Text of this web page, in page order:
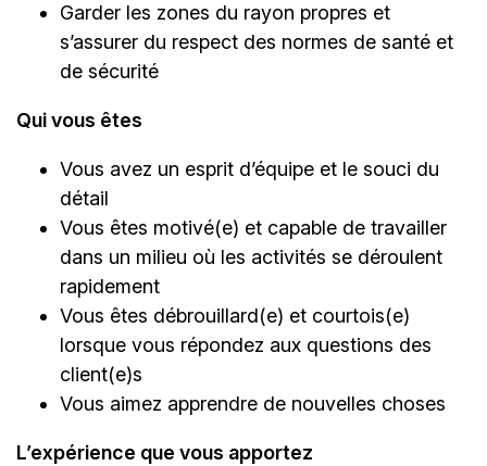
Garder les zones du rayon propres et
s’assurer du respect des normes de santé et
de sécurité
Qui vous êtes
Vous avez un esprit d’équipe et le souci du
détail
Vous êtes motivé(e) et capable de travailler
dans un milieu où les activités se déroulent
rapidement
Vous êtes débrouillard(e) et courtois(e)
lorsque vous répondez aux questions des
client(e)s
Vous aimez apprendre de nouvelles choses
L’expérience que vous apportez